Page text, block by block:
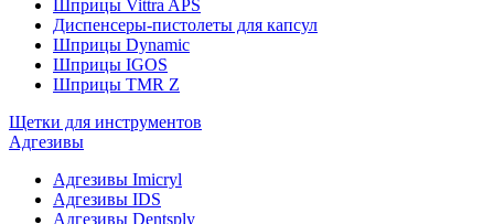
Шприцы Vittra APS
Диспенсеры-пистолеты для капсул
Шприцы Dynamic
Шприцы IGOS
Шприцы TMR Z
Щетки для инструментов
Адгезивы
Адгезивы Imicryl
Адгезивы IDS
Адгезивы Dentsply